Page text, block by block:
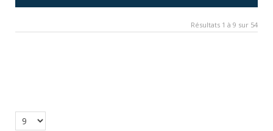
Résultats 1 à 9 sur 54